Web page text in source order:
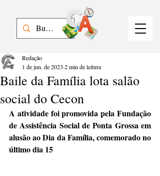
Baile da Família lota salão
social do Cecon
Redação
1 de jun. de 2023 2 min de leitura
A atividade foi promovida pela Fundação
de Assistência Social de Ponta Grossa em
alusão ao Dia da Família, comemorado no
último dia 15